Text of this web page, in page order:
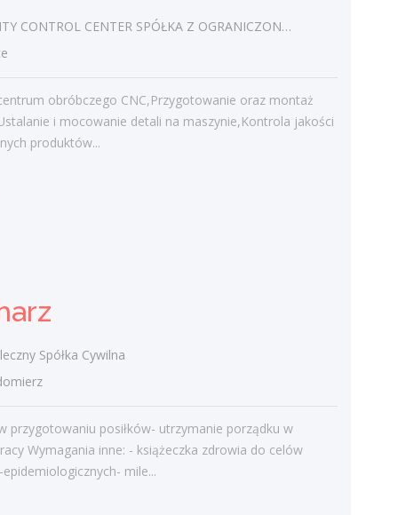
admin-
Obcokrajowcy w
świętokrzyskim
województwie świętokrzyskim
Bieżące informacje
Struktura zatrudnienia
CENTER SPÓŁKA Z OGRANICZONĄ ODPOWIEDZIALNOŚCIĄ
obróbczego CNC,Przygotowanie oraz montaż
i mocowanie detali na maszynie,Kontrola jakości
produktów...
Spółka Cywilna
przygotowaniu posiłków- utrzymanie porządku w
Wymagania inne: - książeczka zdrowia do celów
mile...